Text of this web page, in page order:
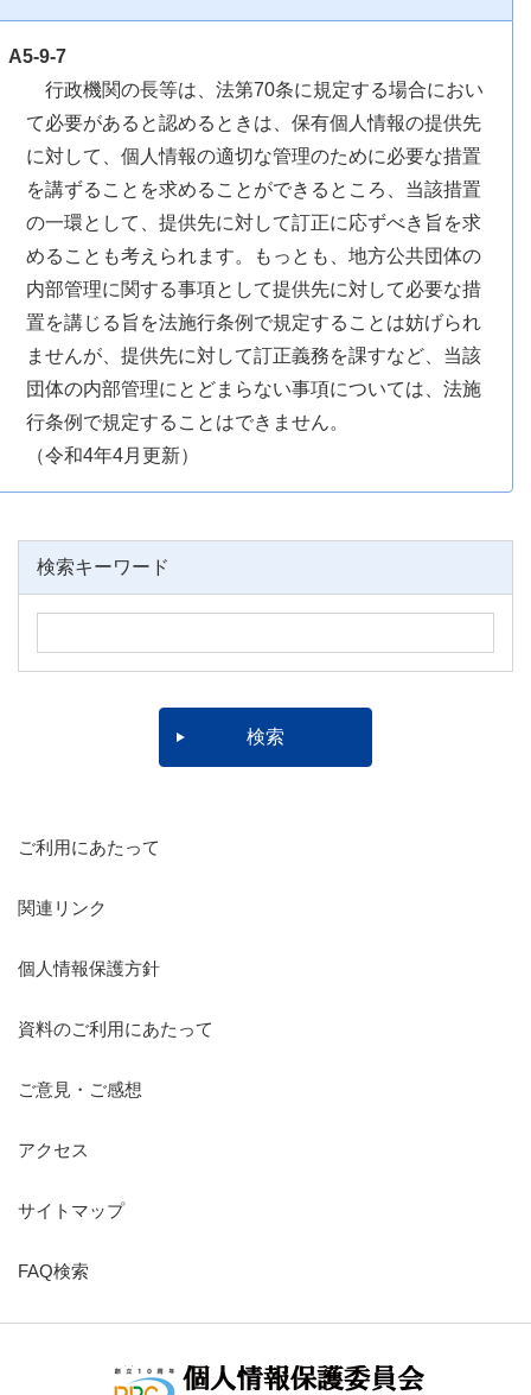
A5-9-7
行政機関の長等は、法第70条に規定する場合におい
て必要があると認めるときは、保有個人情報の提供先
に対して、個人情報の適切な管理のために必要な措置
を講ずることを求めることができるところ、当該措置
の一環として、提供先に対して訂正に応ずべき旨を求
めることも考えられます。もっとも、地方公共団体の
内部管理に関する事項として提供先に対して必要な措
置を講じる旨を法施行条例で規定することは妨げられ
ませんが、提供先に対して訂正義務を課すなど、当該
団体の内部管理にとどまらない事項については、法施
行条例で規定することはできません。
（令和4年4月更新）
検索キーワード
ご利用にあたって
関連リンク
個人情報保護方針
資料のご利用にあたって
ご意見・ご感想
アクセス
サイトマップ
FAQ検索